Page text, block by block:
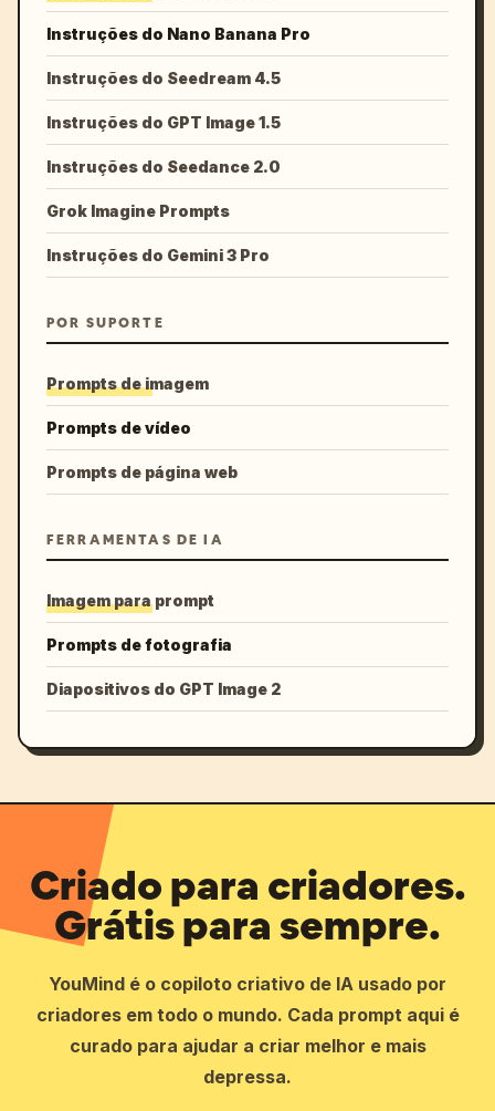
Instruções do Nano Banana Pro
Instruções do Seedream 4.5
Instruções do GPT Image 1.5
Instruções do Seedance 2.0
Grok Imagine Prompts
Instruções do Gemini 3 Pro
POR SUPORTE
Prompts de imagem
Prompts de vídeo
Prompts de página web
FERRAMENTAS DE IA
Imagem para prompt
Prompts de fotografia
Diapositivos do GPT Image 2
Criado para criadores.
Grátis para sempre.
YouMind é o copiloto criativo de IA usado por
criadores em todo o mundo. Cada prompt aqui é
curado para ajudar a criar melhor e mais
depressa.